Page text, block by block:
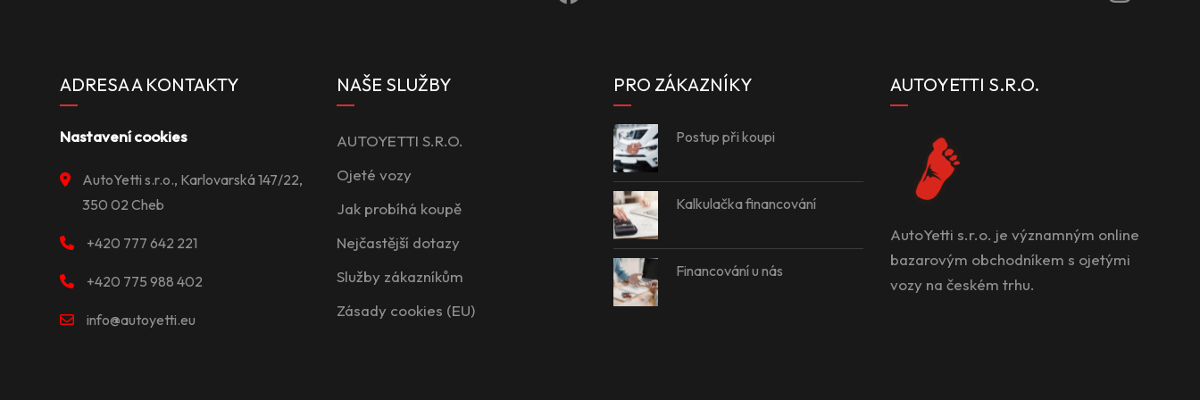
ADRESA A KONTAKTY
Nastavení cookies
AutoYetti s.r.o., Karlovarská 147/22,
350 02 Cheb
+420 777 642 221
+420 775 988 402
info@autoyetti.eu
NAŠE SLUŽBY
AUTOYETTI S.R.O.
Ojeté vozy
Jak probíhá koupě
Nejčastější dotazy
Služby zákazníkům
Zásady cookies (EU)
PRO ZÁKAZNÍKY
Postup při koupi
Kalkulačka financování
Financování u nás
AUTOYETTI S.R.O.
AutoYetti s.r.o. je významným online
bazarovým obchodníkem s ojetými
vozy na českém trhu.